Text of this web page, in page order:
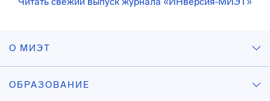
О МИЭТ
ОБРАЗОВАНИЕ